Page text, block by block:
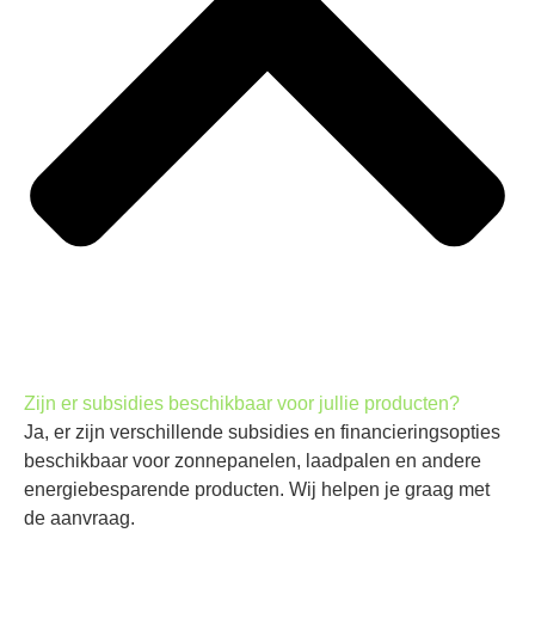
Zijn er subsidies beschikbaar voor jullie producten?
Ja, er zijn verschillende subsidies en financieringsopties
beschikbaar voor zonnepanelen, laadpalen en andere
energiebesparende producten. Wij helpen je graag met
de aanvraag.